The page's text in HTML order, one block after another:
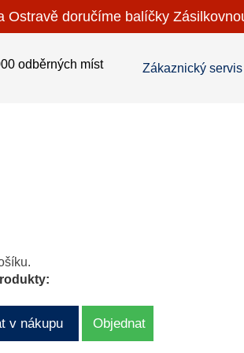
Ostravě doručíme balíčky
odběrných míst Zákaznický servis
v nákupu Objednat